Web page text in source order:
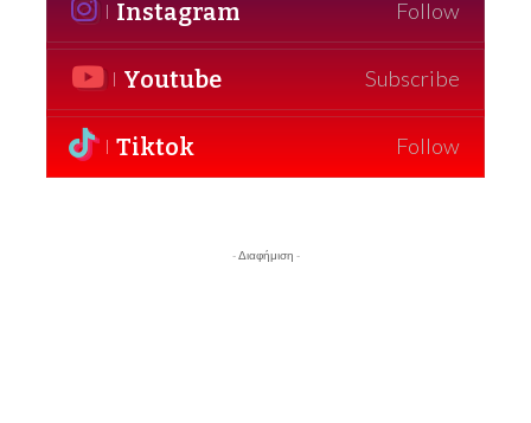
Instagram Follow
Youtube Subscribe
Tiktok Follow
- Διαφήμιση -